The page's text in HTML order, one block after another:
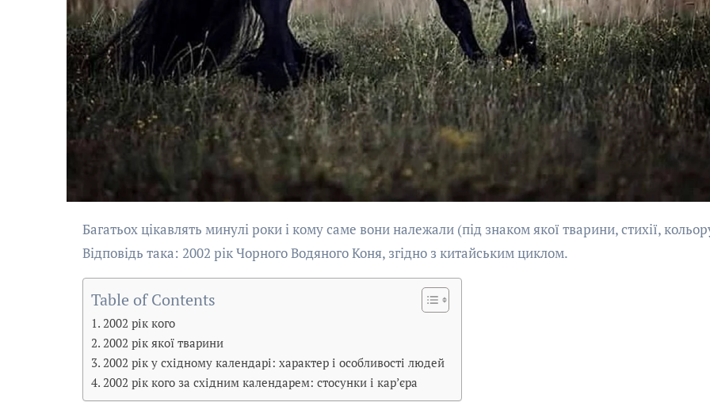
Багатьох цікавлять минулі роки і кому саме вони належали (під знаком якої тварини, стихії, кольору).
Відповідь така: 2002 рік Чорного Водяного Коня, згідно з китайським циклом.
Table of Contents
2002 рік кого
2002 рік якої тварини
2002 рік у східному календарі: характер і особливості людей
2002 рік кого за східним календарем: стосунки і кар’єра